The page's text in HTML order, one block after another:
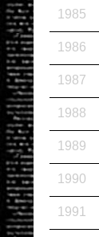
1985
1986
1987
1988
1989
1990
1991